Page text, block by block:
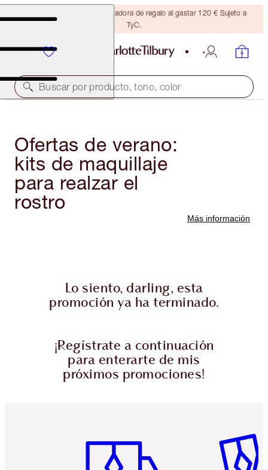
Consigue una brocha bronceadora de regalo al gastar 120 € Sujeto a
TyC.
Buscar por producto, tono, color
Ofertas de verano:
kits de maquillaje
para realzar el
rostro
Más información
Lo siento, darling, esta
promoción ya ha terminado.
¡Regístrate a continuación
para enterarte de mis
próximos promociones!